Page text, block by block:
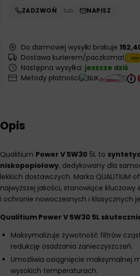
ZADZWOŃ lub NAPISZ
Do darmowej wysyłki brakuje
Dostawa kurierem/paczkomat
Następna wysyłka: jeszcze dziś
Metody płatności
Opis
Qualitium Power V 5W30 5L to
niskopopiołowy, dedykowany dla
lekkich dostawczych. Marka QUALITIUM
najwyższej jakości, stanowiące
i ochronie nowoczesnych i klasycznych
Qualitium Power V 5W30 5L
Maksymalizuje żywotność filtrów
redukcję osadzania zanieczyszczeń.
Umożliwia osiągnięcie maksymalnej
wysokich temperaturach.